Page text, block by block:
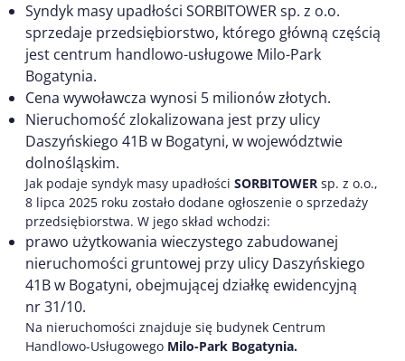
Syndyk masy upadłości SORBITOWER sp. z o.o.
sprzedaje przedsiębiorstwo, którego główną częścią
jest centrum handlowo-usługowe Milo-Park
Bogatynia.
Cena wywoławcza wynosi 5 milionów złotych.
Nieruchomość zlokalizowana jest przy ulicy
Daszyńskiego 41B w Bogatyni, w województwie
dolnośląskim.
Jak podaje syndyk masy upadłości SORBITOWER sp. z o.o.,
8 lipca 2025 roku zostało dodane ogłoszenie o sprzedaży
przedsiębiorstwa. W jego skład wchodzi:
prawo użytkowania wieczystego zabudowanej
nieruchomości gruntowej przy ulicy Daszyńskiego
41B w Bogatyni, obejmującej działkę ewidencyjną
nr 31/10.
Na nieruchomości znajduje się budynek Centrum
Handlowo-Usługowego Milo-Park Bogatynia.